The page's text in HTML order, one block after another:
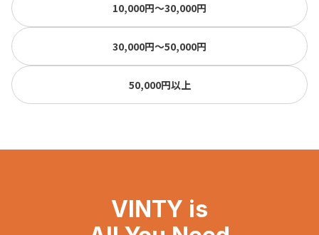
10,000円〜30,000円
30,000円〜50,000円
50,000円以上
VINTY is